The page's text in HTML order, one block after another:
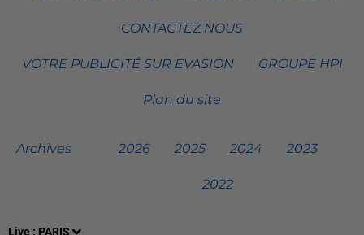
Live : PARIS
CONTACTEZ NOUS
VOTRE PUBLICITÉ SUR EVASION GROUPE HPI
Plan du site
Archives 2026 2025 2024 2023
2022